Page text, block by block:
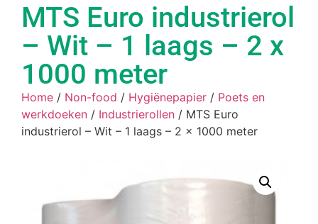
MTS Euro industrierol
– Wit – 1 laags – 2 x
1000 meter
Home / Non-food / Hygiënepapier / Poets en
werkdoeken / Industrierollen / MTS Euro
industrierol – Wit – 1 laags – 2 x 1000 meter